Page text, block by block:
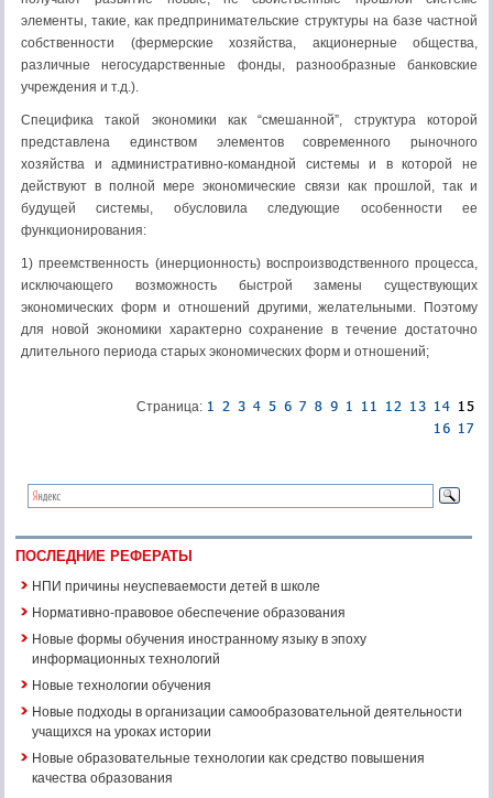
элементы, такие, как предпринимательские структуры на базе частной
собственности (фермерские хозяйства, акционерные общества,
различные негосударственные фонды, разнообразные банковские
учреждения и т.д.).
Специфика такой экономики как “смешанной”, структура которой
представлена единством элементов современного рыночного
хозяйства и административно-командной системы и в которой не
действуют в полной мере экономические связи как прошлой, так и
будущей системы, обусловила следующие особенности ее
функционирования:
1) преемственность (инерционность) воспроизводственного процесса,
исключающего возможность быстрой замены существующих
экономических форм и отношений другими, желательными. Поэтому
для новой экономики характерно сохранение в течение достаточно
длительного периода старых экономических форм и отношений;
Страница:
ПОСЛЕДНИЕ РЕФЕРАТЫ
НПИ причины неуспеваемости детей в школе
Нормативно-правовое обеспечение образования
Новые формы обучения иностранному языку в эпоху
информационных технологий
Новые технологии обучения
Новые подходы в организации самообразовательной деятельности
учащихся на уроках истории
Новые образовательные технологии как средство повышения
качества образования